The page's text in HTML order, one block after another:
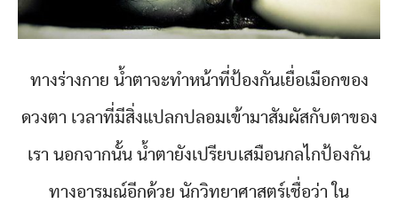
ทางร่างกาย น้ำตาจะทำหน้าที่ป้องกันเยื่อเมือกของ
ดวงตา เวลาที่มีสิ่งแปลกปลอมเข้ามาสัมผัสกับตาของ
เรา นอกจากนั้น น้ำตายังเปรียบเสมือนกลไกป้องกัน
ทางอารมณ์อีกด้วย นักวิทยาศาสตร์เชื่อว่า ใน